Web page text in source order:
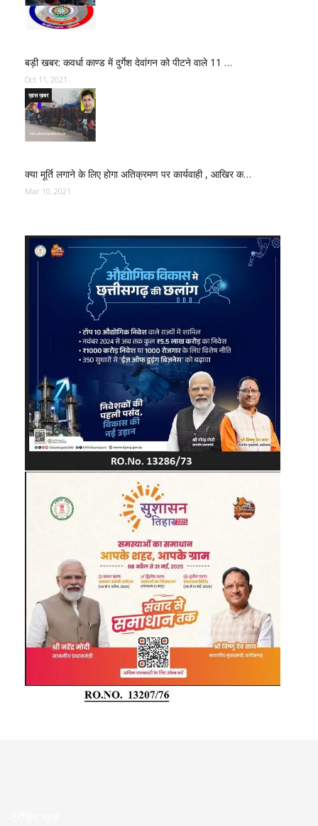
बड़ी खबर: कवर्धा काण्ड में दुर्गेश देवांगन को पीटने वाले 11 …
Oct 11, 2021
क्या मूर्ति लगाने के लिए होगा अतिक्रमण पर कार्यवाही , आखिर क…
ख़ास ख़बर
Mar 10, 2021